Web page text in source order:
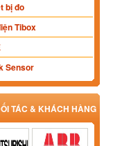
bị đo
Tibox
Sensor
TÁC & KHÁCH HÀNG